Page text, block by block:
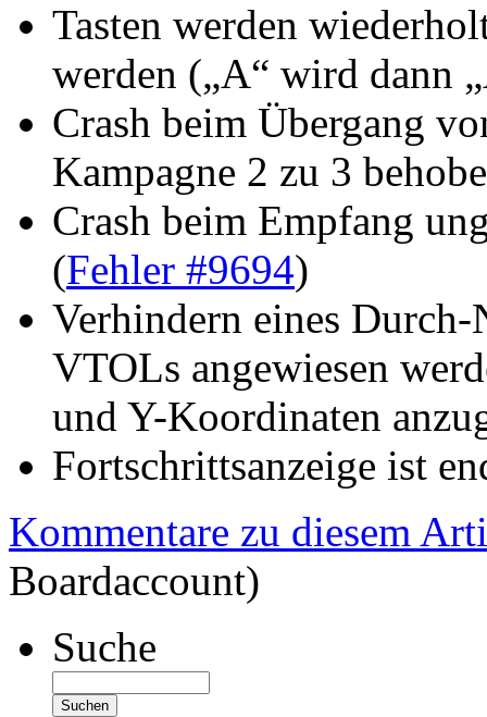
Tasten werden
werden („A“ wird
Crash beim Übergang
Kampagne 2 zu 3
Crash beim Empfang
(Fehler #9694)
Verhindern eines
VTOLs angewiesen
und Y-Koordinaten
Fortschrittsanzeige ist
Kommentare zu diesem
Boardaccount)
Suche